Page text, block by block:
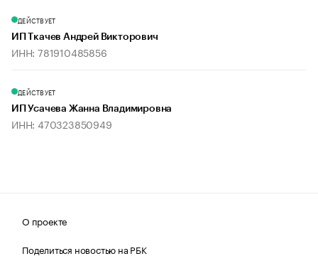
ДЕЙСТВУЕТ
ИП Ткачев Андрей Викторович
ИНН: 781910485856
ДЕЙСТВУЕТ
ИП Усачева Жанна Владимировна
ИНН: 470323850949
О проекте
Поделиться новостью на РБК